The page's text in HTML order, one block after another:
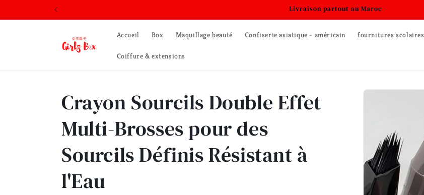
au
Livraison partout au Maroc
Accueil Box Maquillage beauté Confiserie asiatique - américain fournitures scolaires
Coiffure & extensions
Passer aux
Crayon Sourcils Double Effet
Multi-Brosses pour des
Sourcils Définis Résistant à
l'Eau